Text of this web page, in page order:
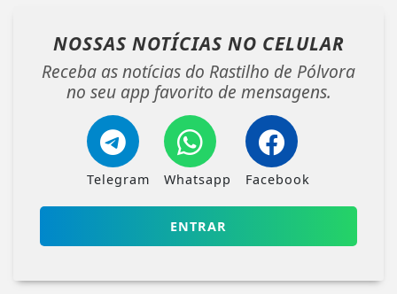
NOSSAS NOTÍCIAS NO CELULAR
Receba as notícias do Rastilho de Pólvora
no seu app favorito de mensagens.
Telegram Whatsapp Facebook
ENTRAR